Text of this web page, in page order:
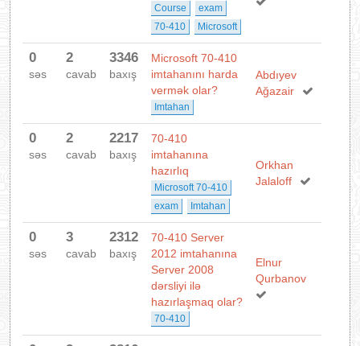
Course
exam
70-410
Microsoft
0
səs
2
cavab
3346
baxış
Microsoft 70-410
imtahanını harda
vermək olar?
Imtahan
Abdıyev
Ağazair
0
səs
2
cavab
2217
baxış
70-410
imtahanına
hazırlıq
Microsoft 70-410
exam
Imtahan
Orkhan
Jalaloff
0
səs
3
cavab
2312
baxış
70-410 Server
2012 imtahanına
Server 2008
dərsliyi ilə
hazırlaşmaq olar?
70-410
Elnur
Qurbanov